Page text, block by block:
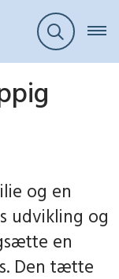
og en
udvikling og
en
Den tætte